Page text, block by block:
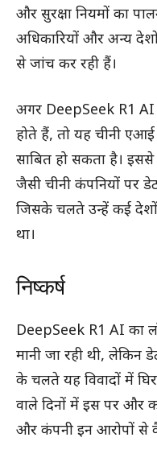
और सुरक्षा नियमों का
अधिकारियों और अन्य
से जांच कर रही हैं।
अगर DeepSeek R1
होते हैं, तो यह चीनी
साबित हो सकता है।
जैसी चीनी कंपनियों पर
जिसके चलते उन्हें कई देशों
था।
निष्कर्ष
DeepSeek R1 AI
मानी जा रही थी, लेकिन
के चलते यह विवादों में
वाले दिनों में इस पर और
और कंपनी इन आरोपों से